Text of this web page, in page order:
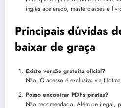
inglês acelerado, masterclasses e
Principais dúvidas
baixar de graça
Existe versão gratuita oficial?
Não. O acesso é exclusivo via
Posso encontrar PDFs piratas?
Não recomendado. Além de ilegal,